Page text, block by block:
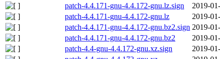
patch-4.4.171-gnu-4.4.172-gnu.lz.sign
2019-
patch-4.4.171-gnu-4.4.172-gnu.lz
2019-
patch-4.4.171-gnu-4.4.172-gnu.bz2.sign 2019-
patch-4.4.171-gnu-4.4.172-gnu.bz2
2019-
patch-4.4-gnu-4.4.172-gnu.xz.sign
2019-